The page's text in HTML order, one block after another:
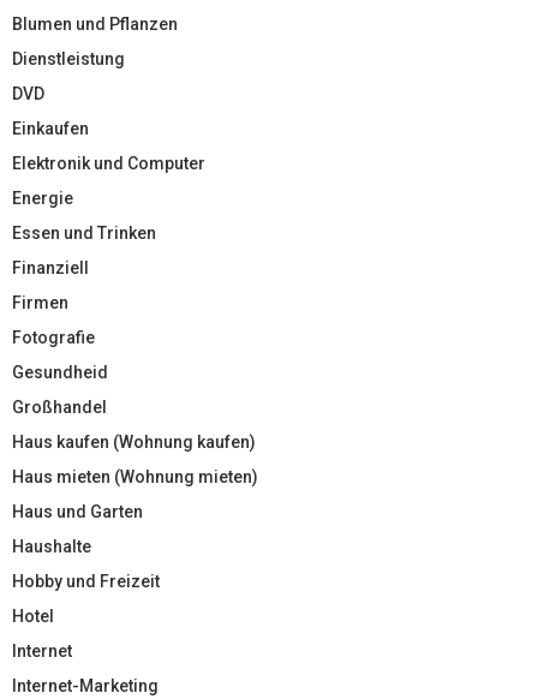
Blumen und Pflanzen
Dienstleistung
DVD
Einkaufen
Elektronik und Computer
Energie
Essen und Trinken
Finanziell
Firmen
Fotografie
Gesundheid
Großhandel
Haus kaufen (Wohnung kaufen)
Haus mieten (Wohnung mieten)
Haus und Garten
Haushalte
Hobby und Freizeit
Hotel
Internet
Internet-Marketing